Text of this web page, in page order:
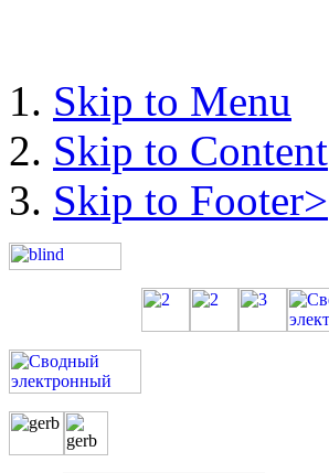
Skip to Menu
Skip to Content
Skip to Footer>